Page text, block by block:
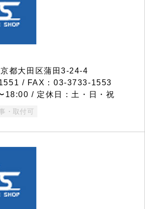
都大田区蒲田3-24-4
/ FAX：03-3733-1553
18:00 / 定休日：土・日・祝
・取付可